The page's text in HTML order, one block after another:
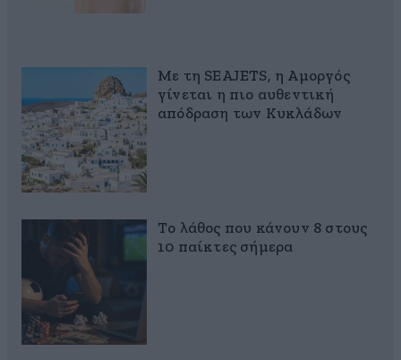
Με τη SEAJETS, η Αμοργός
γίνεται η πιο αυθεντική
απόδραση των Κυκλάδων
Το λάθος που κάνουν 8 στους
10 παίκτες σήμερα